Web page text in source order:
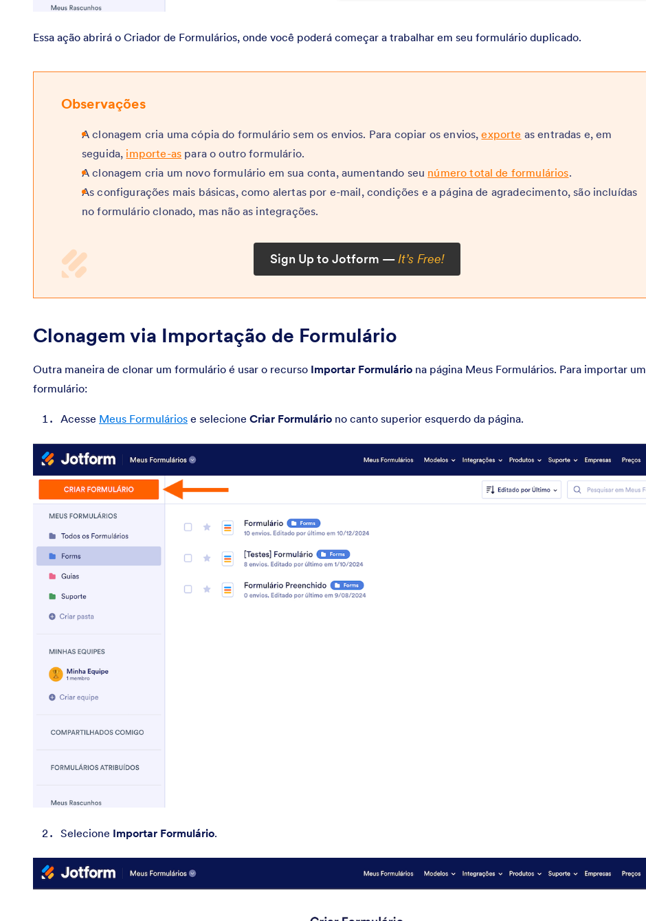
Essa ação abrirá o Criador de Formulários, onde você poderá começar a trabalhar em seu formulário duplicado.
Observações
A clonagem cria uma cópia do formulário sem os envios. Para copiar os envios,exporte as entradas e, em
seguida, importe-as para o outro formulário.
A clonagem cria um novo formulário em sua conta, aumentando seu número total de formulários.
As configurações mais básicas, como alertas por e-mail, condições e a página de agradecimento, são incluídas
no formulário clonado, mas não as integrações.
Sign Up to Jotform —It’s Free!
Clonagem via Importação de Formulário
Outra maneira de clonar um formulário é usar o recurso Importar Formulário na página Meus Formulários. Para importar um
formulário:
Acesse Meus Formulários e selecione Criar Formulário no canto superior esquerdo da página.
Selecione Importar Formulário.